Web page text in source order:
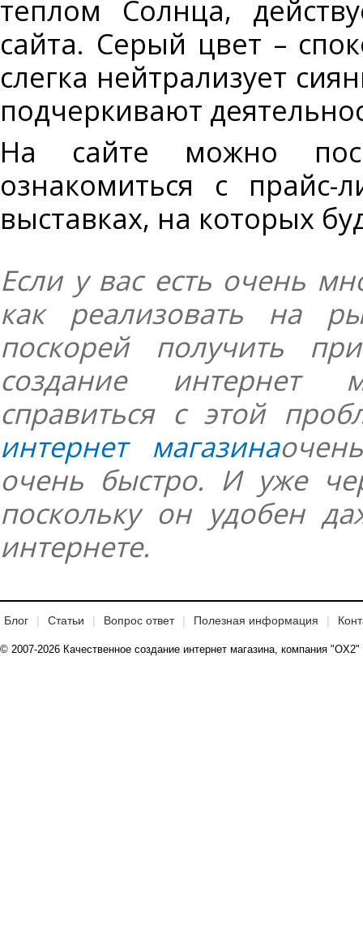
теплом Солнца,
сайта. Серый цвет –
слегка нейтрализует
подчеркивают
На сайте можно
ознакомиться с
выставках, на которых
Если у вас есть очень
как реализовать на
поскорей получить
создание интернет
справиться с этой
интернет магазина
очень быстро. И уже
поскольку он удобен
интернете.
Блог Статьи Вопрос ответ Полезная информация
© 2007-2026 Качественное создание интернет магазина, компания "OX2"